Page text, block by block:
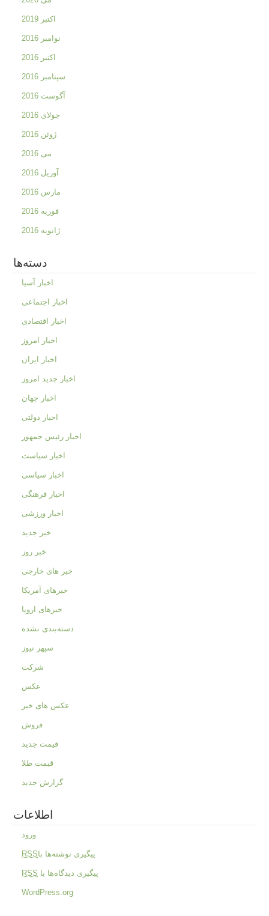
اکتبر 2019
نوامبر 2016
اکتبر 2016
سپتامبر 2016
آگوست 2016
جولای 2016
ژوئن 2016
می 2016
آوریل 2016
مارس 2016
فوریه 2016
ژانویه 2016
دسته‌ها
اخبار آسیا
اخبار اجتماعی
اخبار اقتصادی
اخبار امروز
اخبار ایران
اخبار جدید امروز
اخبار جهان
اخبار دولتی
اخبار رئیس جمهور
اخبار سیاست
اخبار سیاسی
اخبار فرهنگی
اخبار ورزشی
خبر جدید
خبر روز
خبر های خارجی
خبرهای آمریکا
خبرهای اروپا
دسته‌بندی نشده
سپهر نیوز
شرکت
عکس
عکس های خبر
فروش
قیمت جدید
قیمت طلا
گزارش جدید
اطلاعات
ورود
پیگیری نوشته‌ها باRSS
پیگیری دیدگاه‌ها با RSS
WordPress.org